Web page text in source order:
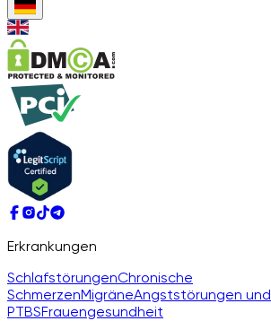
Erkrankungen
SchlafstörungenChronische
SchmerzenMigräneAngststörungen und
PTBSFrauengesundheit